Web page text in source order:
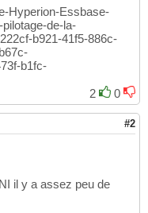
Hyperion-Essbase-
de-la-
b921-41f5-886c-
b1fc-
2
0
#2
il y a assez peu de